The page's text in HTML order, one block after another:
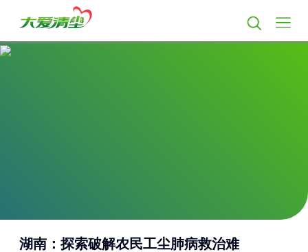
湖南：探索破解农民工尘肺病救治难